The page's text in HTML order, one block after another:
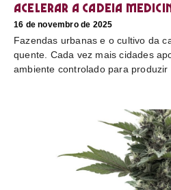
acelerar a cadeia
16 de novembro de 2025
Fazendas urbanas e o cultivo da
quente. Cada vez mais cidades
ambiente controlado para